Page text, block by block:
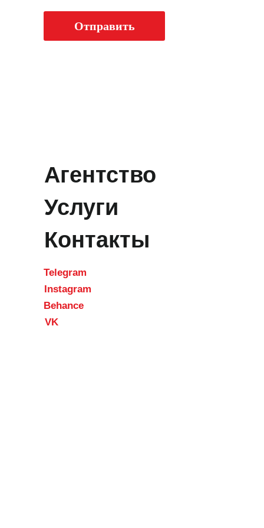
Отправить
Агентство
Услуги
Контакты
Behance
Telegram
VK
Instagram